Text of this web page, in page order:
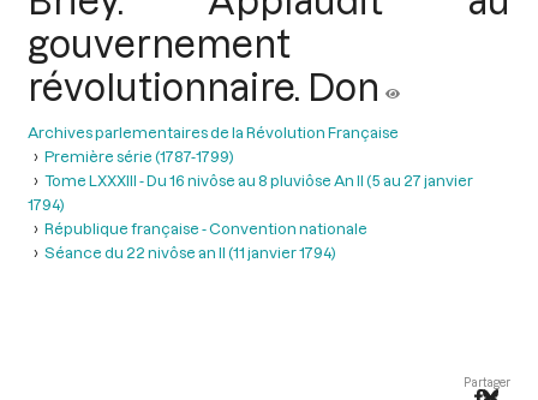
gouvernement
révolutionnaire. Don
Archives parlementaires de la Révolution Française
Première série (1787-1799)
Tome LXXXIII - Du 16 nivôse au 8 pluviôse An II (5 au 27 janvier
1794)
République française - Convention nationale
Séance du 22 nivôse an II (11 janvier 1794)
Partager